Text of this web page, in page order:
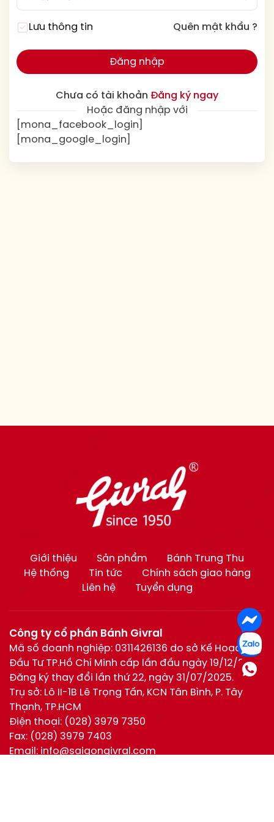
Lưu thông tin Quên mật khẩu ?
Đăng nhập
Chưa có tài khoản Đăng ký ngay
Hoặc đăng nhập với
[mona_facebook_login]
[mona_google_login]
Giới thiệu Sản phẩm
Bánh Trung Thu
Hệ thống
Tin tức
Chính sách giao hàng
Liên hệ
Tuyển dụng
Công ty cổ phần Bánh Givral
Mã số doanh nghiệp: 0311426136 do sở Kế Hoạch và
Đầu Tư TP.Hồ Chí Minh cấp lần đầu ngày 19/12/2011.
Đăng ký thay đổi lần thứ 22, ngày 31/07/2025.
Trụ sở: Lô II-1B Lê Trọng Tấn, KCN Tân Bình, P. Tây
Thạnh, TP.HCM
Điện thoại: (028) 3979 7350
Fax: (028) 3979 7403
Email: info@saigongivral.com